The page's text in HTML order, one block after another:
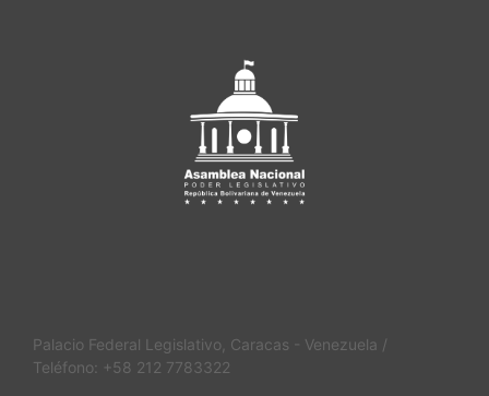
Palacio Federal Legislativo, Caracas - Venezuela /
Teléfono: +58 212 7783322